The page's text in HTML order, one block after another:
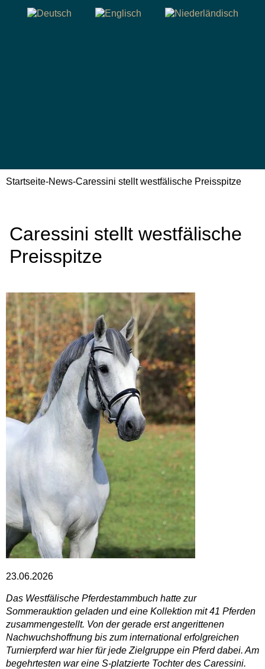
Startseite-News-Caressini stellt westfälische Preisspitze
Caressini stellt westfälische
Preisspitze
23.06.2026
Das Westfälische Pferdestammbuch hatte zur
Sommerauktion geladen und eine Kollektion mit 41 Pferden
zusammengestellt. Von der gerade erst angerittenen
Nachwuchshoffnung bis zum international erfolgreichen
Turnierpferd war hier für jede Zielgruppe ein Pferd dabei. Am
begehrtesten war eine S-platzierte Tochter des Caressini.